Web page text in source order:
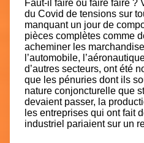
Faut-il faire ou faire faire ?
du Covid de tensions sur
manquant un jour de
pièces complètes comme
acheminer les
l’automobile,
d’autres secteurs, ont été
que les pénuries dont ils
nature conjoncturelle que
devaient passer, la
les entreprises qui ont fait
industriel pariaient sur un